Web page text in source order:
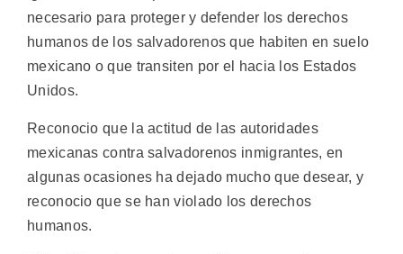
necesario para proteger y defender los derechos
humanos de los salvadorenos que habiten en suelo
mexicano o que transiten por el hacia los Estados
Unidos.
Reconocio que la actitud de las autoridades
mexicanas contra salvadorenos inmigrantes, en
algunas ocasiones ha dejado mucho que desear, y
reconocio que se han violado los derechos
humanos.